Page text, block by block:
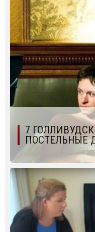
7
ПОСТЕЛЬНЫЕ